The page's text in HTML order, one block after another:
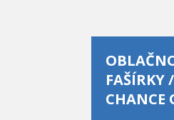
FAŠÍRKY
CHANCE